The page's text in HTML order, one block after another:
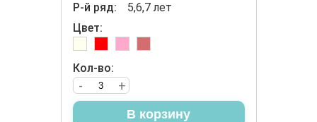
Р-й ряд:
5,6,7 лет
Цвет:
Кол-во:
+
-
В корзину